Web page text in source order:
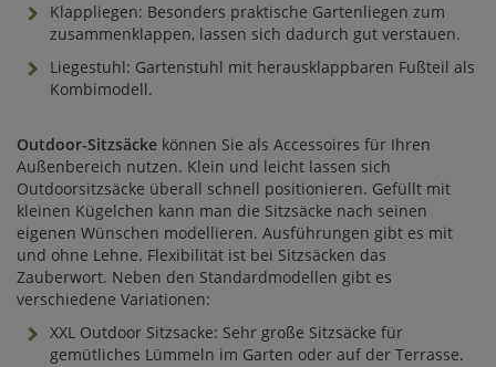
Klappliegen: Besonders praktische Gartenliegen zum
zusammenklappen, lassen sich dadurch gut verstauen.
Liegestuhl: Gartenstuhl mit herausklappbaren Fußteil als
Kombimodell.
Outdoor-Sitzsäcke können Sie als Accessoires für Ihren
Außenbereich nutzen. Klein und leicht lassen sich
Outdoorsitzsäcke überall schnell positionieren. Gefüllt mit
kleinen Kügelchen kann man die Sitzsäcke nach seinen
eigenen Wünschen modellieren. Ausführungen gibt es mit
und ohne Lehne. Flexibilität ist bei Sitzsäcken das
Zauberwort. Neben den Standardmodellen gibt es
verschiedene Variationen:
XXL Outdoor Sitzsacke: Sehr große Sitzsäcke für
gemütliches Lümmeln im Garten oder auf der Terrasse.